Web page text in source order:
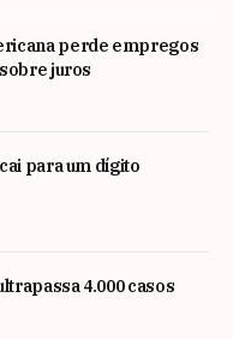
perde empregos
juros
para um dígito
4.000 casos